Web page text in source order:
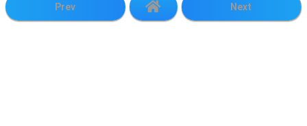
Prev Next